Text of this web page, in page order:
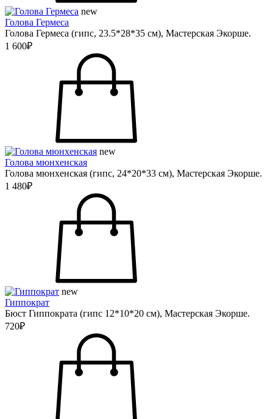
new
Голова Гермеса
Голова Гермеса (гипс, 23.5*28*35 см), Мастерская Экорше.
1 600₽
new
Голова мюнхенская
Голова мюнхенская (гипс, 24*20*33 см), Мастерская Экорше.
1 480₽
new
Гиппократ
Бюст Гиппократа (гипс 12*10*20 см), Мастерская Экорше.
720₽